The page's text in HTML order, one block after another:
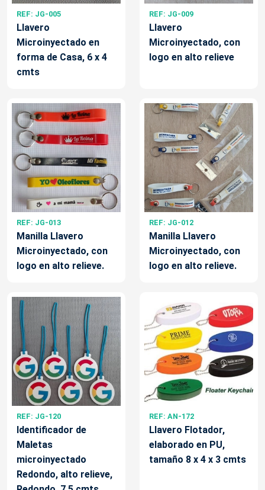
REF: JG-005
Llavero
Microinyectado en
forma de Casa, 6 x 4
cmts
REF: JG-009
Llavero
Microinyectado, con
logo en alto relieve
REF: JG-013
Manilla Llavero
Microinyectado, con
logo en alto relieve.
REF: JG-012
Manilla Llavero
Microinyectado, con
logo en alto relieve.
REF: JG-120
Identificador de
Maletas
microinyectado
Redondo, alto relieve,
REF: AN-172
Llavero Flotador,
elaborado en PU,
tamaño 8 x 4 x 3 cmts